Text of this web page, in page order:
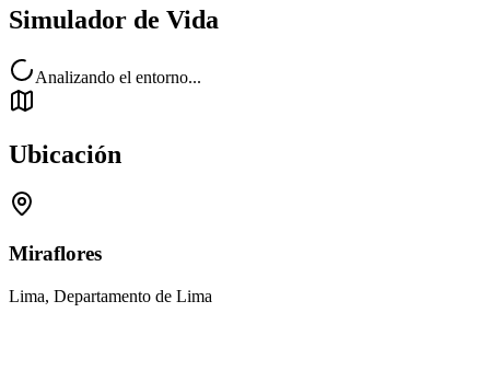
Simulador de Vida
Analizando el entorno...
Ubicación
Miraflores
Lima, Departamento de Lima